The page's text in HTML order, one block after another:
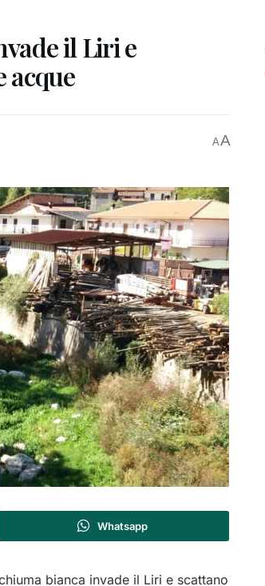
il Liri e
acque
AA
Whatsapp
bianca invade il Liri e scattano